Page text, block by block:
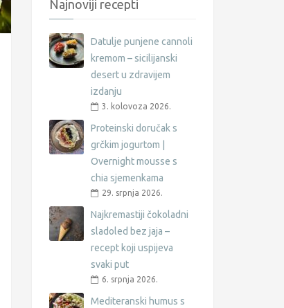
Najnoviji recepti
Datulje punjene cannoli
kremom – sicilijanski
desert u zdravijem
izdanju
3. kolovoza 2026.
Proteinski doručak s
grčkim jogurtom |
Overnight mousse s
chia sjemenkama
29. srpnja 2026.
Najkremastiji čokoladni
sladoled bez jaja –
recept koji uspijeva
svaki put
6. srpnja 2026.
Mediteranski humus s